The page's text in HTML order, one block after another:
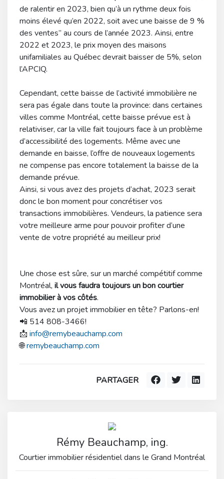
de ralentir en 2023, bien qu’à un rythme deux fois
moins élevé qu’en 2022, soit avec une baisse de 9 %
des ventes” au cours de l’année 2023. Ainsi, entre
2022 et 2023, le prix moyen des maisons
unifamiliales au Québec devrait baisser de 5%, selon
l’APCIQ.
Cependant, cette baisse de l’activité immobilière ne
sera pas égale dans toute la province: dans certaines
villes comme Montréal, cette baisse prévue est à
relativiser, car la ville fait toujours face à un problème
d’accessibilité des logements. Même avec une
demande en baisse, l’offre de nouveaux logements
ne compense pas encore totalement la baisse de la
demande prévue.
Ainsi, si vous avez des projets d’achat, 2023 serait
donc le bon moment pour concrétiser vos
transactions immobilières. Vendeurs, la patience sera
votre meilleure arme pour pouvoir profiter d’une
vente de votre propriété au meilleur prix!
Une chose est sûre, sur un marché compétitif comme
Montréal, il vous faudra toujours un bon courtier
immobilier à vos côtés.
Vous avez un projet immobilier en tête? Parlons-en!
📲 514 808-3466!
📩 info@remybeauchamp.com
🌐remybeauchamp.com
PARTAGER
Rémy Beauchamp, ing.
Courtier immobilier résidentiel dans le Grand Montréal